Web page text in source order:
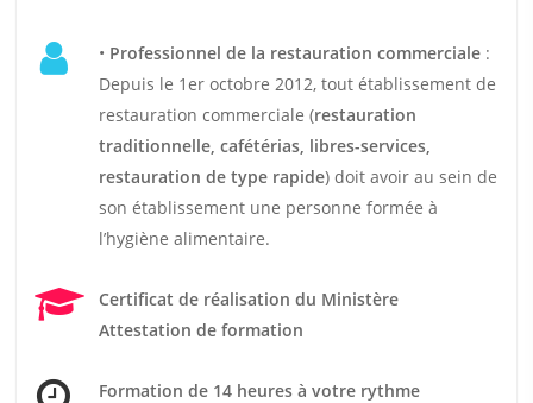
• Professionnel de la restauration commerciale:
Depuis le 1er octobre 2012, tout établissement de
restauration commerciale (restauration
traditionnelle, cafétérias, libres-services,
restauration de type rapide) doit avoir au sein de
son établissement une personne formée à
l’hygiène alimentaire.
Certificat de réalisation du Ministère
Attestation de formation
Formation de 14 heures à votre rythme